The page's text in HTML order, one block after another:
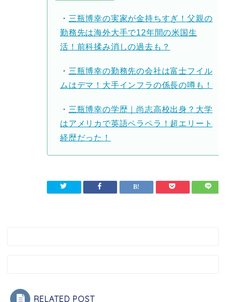
・ 三瓶博幸の実家が金持ちすぎ！父親の
勤務先は海外大手で12年間の米国生
活！前科揉み消しの過去も？
・ 三瓶博幸の勤務先の会社は富士フイル
ムはデマ！大手インフラの係長の噂も！
・ 三瓶博幸の学歴｜尚志高校出身？大学
はアメリカで英語ペラペラ！超エリート
経歴だった！
RELATED POST